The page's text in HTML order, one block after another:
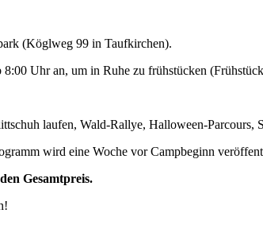
(Köglweg 99 in Taufkirchen).
Uhr an, um in Ruhe zu frühstücken
laufen, Wald-Rallye, Halloween-Parcours,
wird eine Woche vor Campbeginn
Gesamtpreis.